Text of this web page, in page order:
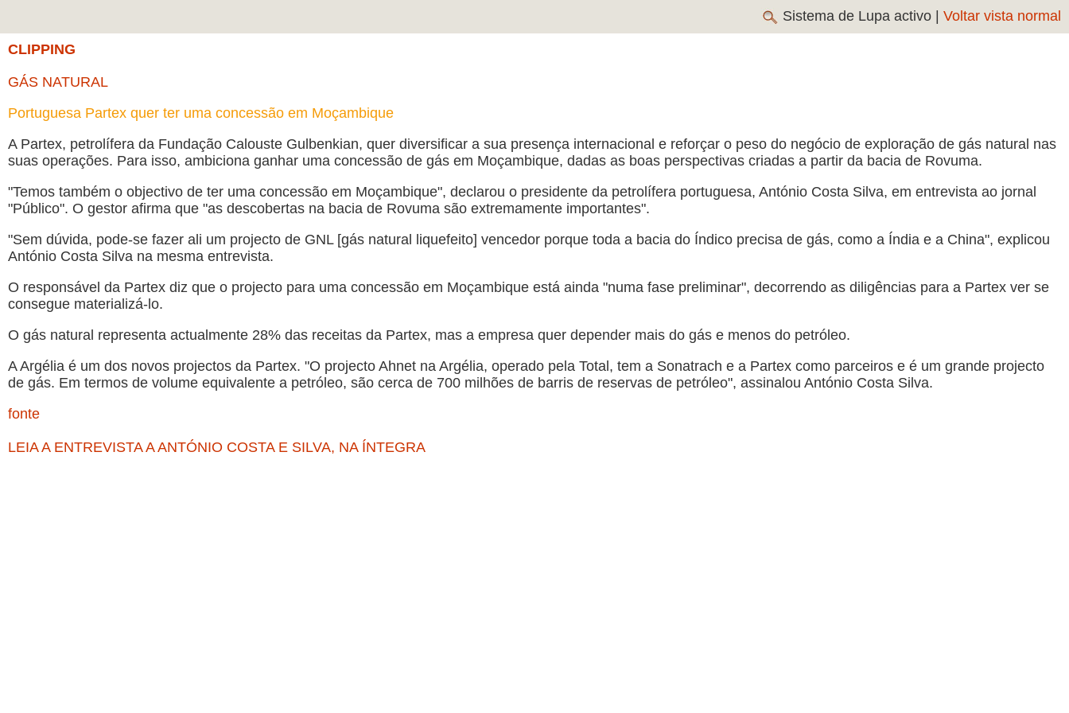
Sistema de Lupa activo | Voltar vista normal
CLIPPING
GÁS NATURAL
Portuguesa Partex quer ter uma concessão em Moçambique
A Partex, petrolífera da Fundação Calouste Gulbenkian, quer diversificar a sua presença internacional e reforçar o peso do negócio de exploração de gás natural nas
suas operações. Para isso, ambiciona ganhar uma concessão de gás em Moçambique, dadas as boas perspectivas criadas a partir da bacia de Rovuma.
"Temos também o objectivo de ter uma concessão em Moçambique", declarou o presidente da petrolífera portuguesa, António Costa Silva, em entrevista ao jornal
"Público". O gestor afirma que "as descobertas na bacia de Rovuma são extremamente importantes".
"Sem dúvida, pode-se fazer ali um projecto de GNL [gás natural liquefeito] vencedor porque toda a bacia do Índico precisa de gás, como a Índia e a China", explicou
António Costa Silva na mesma entrevista.
O responsável da Partex diz que o projecto para uma concessão em Moçambique está ainda "numa fase preliminar", decorrendo as diligências para a Partex ver se
consegue materializá-lo.
O gás natural representa actualmente 28% das receitas da Partex, mas a empresa quer depender mais do gás e menos do petróleo.
A Argélia é um dos novos projectos da Partex. "O projecto Ahnet na Argélia, operado pela Total, tem a Sonatrach e a Partex como parceiros e é um grande projecto
de gás. Em termos de volume equivalente a petróleo, são cerca de 700 milhões de barris de reservas de petróleo", assinalou António Costa Silva.
fonte
LEIA A ENTREVISTA A ANTÓNIO COSTA E SILVA, NA ÍNTEGRA